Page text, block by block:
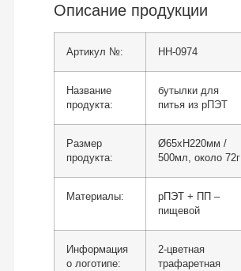
Описание продукции
Артикул №: HH-0974
Название
продукта:
бутылки для
питья из рПЭТ
Размер
продукта:
Ø65xH220мм /
500мл, около 72г
Материалы:
рПЭТ + ПП –
пищевой
Информация
о логотипе:
2-цветная
трафаретная